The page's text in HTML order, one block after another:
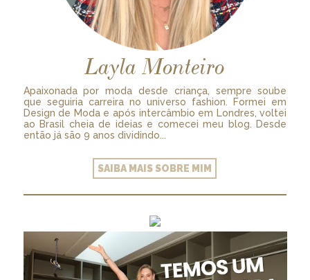
Layla Monteiro
Apaixonada por moda desde criança, sempre soube
que seguiria carreira no universo fashion. Formei em
Design de Moda e após intercâmbio em Londres, voltei
ao Brasil cheia de ideias e comecei meu blog. Desde
então já são 9 anos dividindo...
SAIBA MAIS SOBRE MIM